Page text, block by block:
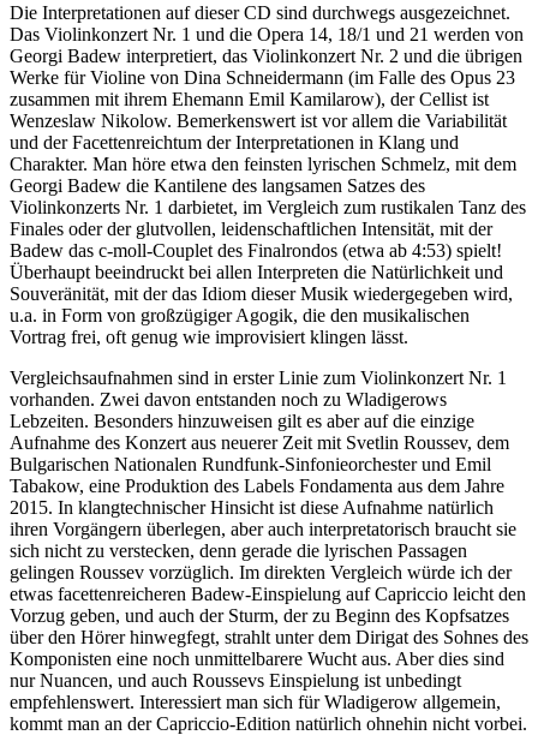
Die Interpretationen auf dieser CD sind durchwegs ausgezeichnet.
Das Violinkonzert Nr. 1 und die Opera 14, 18/1 und 21 werden von
Georgi Badew interpretiert, das Violinkonzert Nr. 2 und die übrigen
Werke für Violine von Dina Schneidermann (im Falle des Opus 23
zusammen mit ihrem Ehemann Emil Kamilarow), der Cellist ist
Wenzeslaw Nikolow. Bemerkenswert ist vor allem die Variabilität
und der Facettenreichtum der Interpretationen in Klang und
Charakter. Man höre etwa den feinsten lyrischen Schmelz, mit dem
Georgi Badew die Kantilene des langsamen Satzes des
Violinkonzerts Nr. 1 darbietet, im Vergleich zum rustikalen Tanz des
Finales oder der glutvollen, leidenschaftlichen Intensität, mit der
Badew das c-moll-Couplet des Finalrondos (etwa ab 4:53) spielt!
Überhaupt beeindruckt bei allen Interpreten die Natürlichkeit und
Souveränität, mit der das Idiom dieser Musik wiedergegeben wird,
u.a. in Form von großzügiger Agogik, die den musikalischen
Vortrag frei, oft genug wie improvisiert klingen lässt.
Vergleichsaufnahmen sind in erster Linie zum Violinkonzert Nr. 1
vorhanden. Zwei davon entstanden noch zu Wladigerows
Lebzeiten. Besonders hinzuweisen gilt es aber auf die einzige
Aufnahme des Konzert aus neuerer Zeit mit Svetlin Roussev, dem
Bulgarischen Nationalen Rundfunk-Sinfonieorchester und Emil
Tabakow, eine Produktion des Labels Fondamenta aus dem Jahre
2015. In klangtechnischer Hinsicht ist diese Aufnahme natürlich
ihren Vorgängern überlegen, aber auch interpretatorisch braucht sie
sich nicht zu verstecken, denn gerade die lyrischen Passagen
gelingen Roussev vorzüglich. Im direkten Vergleich würde ich der
etwas facettenreicheren Badew-Einspielung auf Capriccio leicht den
Vorzug geben, und auch der Sturm, der zu Beginn des Kopfsatzes
über den Hörer hinwegfegt, strahlt unter dem Dirigat des Sohnes des
Komponisten eine noch unmittelbarere Wucht aus. Aber dies sind
nur Nuancen, und auch Roussevs Einspielung ist unbedingt
empfehlenswert. Interessiert man sich für Wladigerow allgemein,
kommt man an der Capriccio-Edition natürlich ohnehin nicht vorbei.